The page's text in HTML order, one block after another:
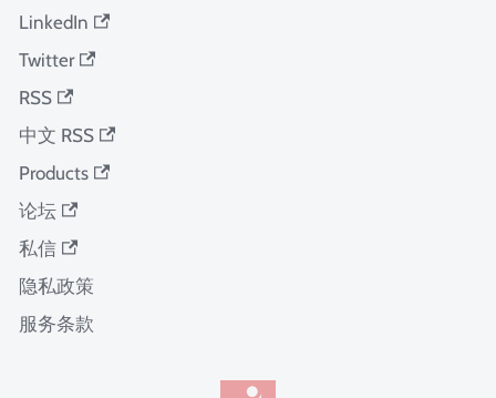
LinkedIn
Twitter
RSS
中文 RSS
Products
论坛
私信
隐私政策
服务条款